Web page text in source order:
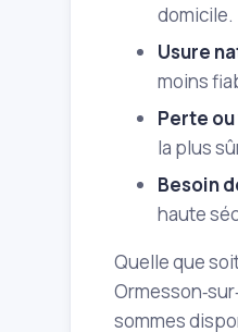
domicile.
Usure
moins
Perte
la plus
Besoin
haute
Quelle que
sommes